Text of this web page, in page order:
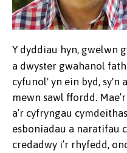
Y dyddiau hyn, gwelwn
a dwyster gwahanol
cyfunol' yn ein byd, sy'n
mewn sawl ffordd.
a’r cyfryngau
esboniadau a naratifau
credadwy i’r rhyfedd,